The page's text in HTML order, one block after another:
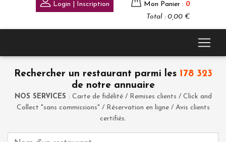
Login | Inscription Mon Panier : 0
Total : 0,00 €
Rechercher un restaurant parmi les 178 323
de notre annuaire
NOS SERVICES : Carte de fidélité / Remises clients / Click and
Collect "sans commissions" / Réservation en ligne / Avis clients
certifiés.